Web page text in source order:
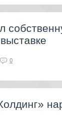
0